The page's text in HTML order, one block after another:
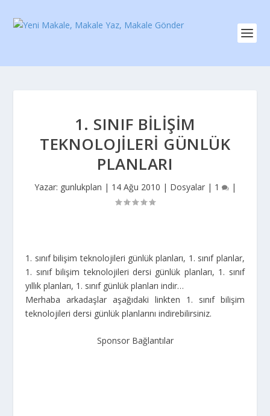
1. SINIF BILIŞIM
TEKNOLOJILERI GÜNLÜK
PLANLARI
Yazar: gunlukplan | 14 Ağu 2010 | Dosyalar| 1 |
1. sınıf bilişim teknolojileri günlük planları, 1. sınıf planlar,
1. sınıf bilişim teknolojileri dersi günlük planları, 1. sınıf
yıllık planları, 1. sınıf günlük planları indir…
Merhaba arkadaşlar aşağıdaki linkten 1. sınıf bilişim
teknolojileri dersi günlük planlarını indirebilirsiniz.
Sponsor Bağlantılar